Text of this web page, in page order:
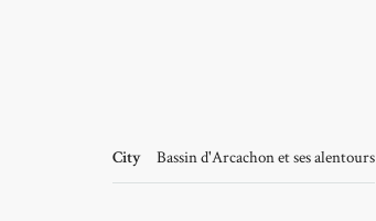
City Bassin d'Arcachon et ses alentours